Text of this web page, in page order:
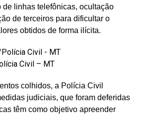
de linhas telefônicas, ocultação
de terceiros para dificultar o
obtidos de forma ilícita.
Civil – MT
colhidos, a Polícia Civil
judiciais, que foram deferidas
têm como objetivo apreender